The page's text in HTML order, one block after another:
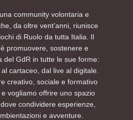
community volontaria e
da oltre vent’anni, riunisce
di Ruolo da tutta Italia. Il
promuovere, sostenere e
del GdR in tutte le sue forme:
cartaceo, dal live al digitale.
creativo, sociale e formativo
vogliamo offrire uno spazio
condividere esperienze,
e avventure.